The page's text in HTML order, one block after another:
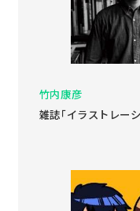
竹内康彦
雑誌｢イラストレー